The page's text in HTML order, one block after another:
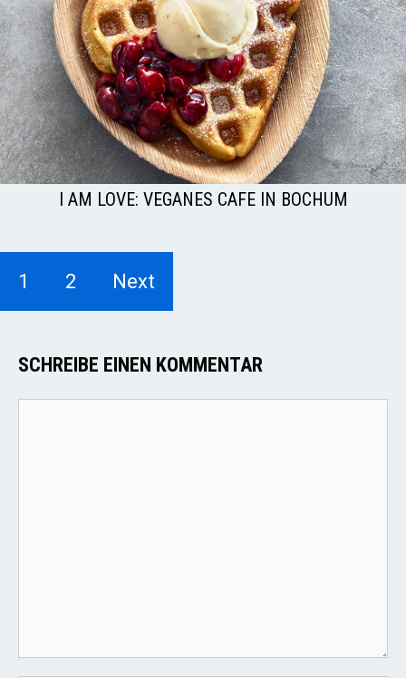
I AM LOVE: VEGANES CAFE IN BOCHUM
1 2 Next
SCHREIBE EINEN KOMMENTAR